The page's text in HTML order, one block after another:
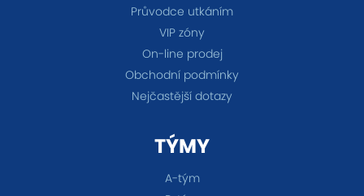
Průvodce utkáním
VIP zóny
On-line prodej
Obchodní podmínky
Nejčastější dotazy
TÝMY
A-tým